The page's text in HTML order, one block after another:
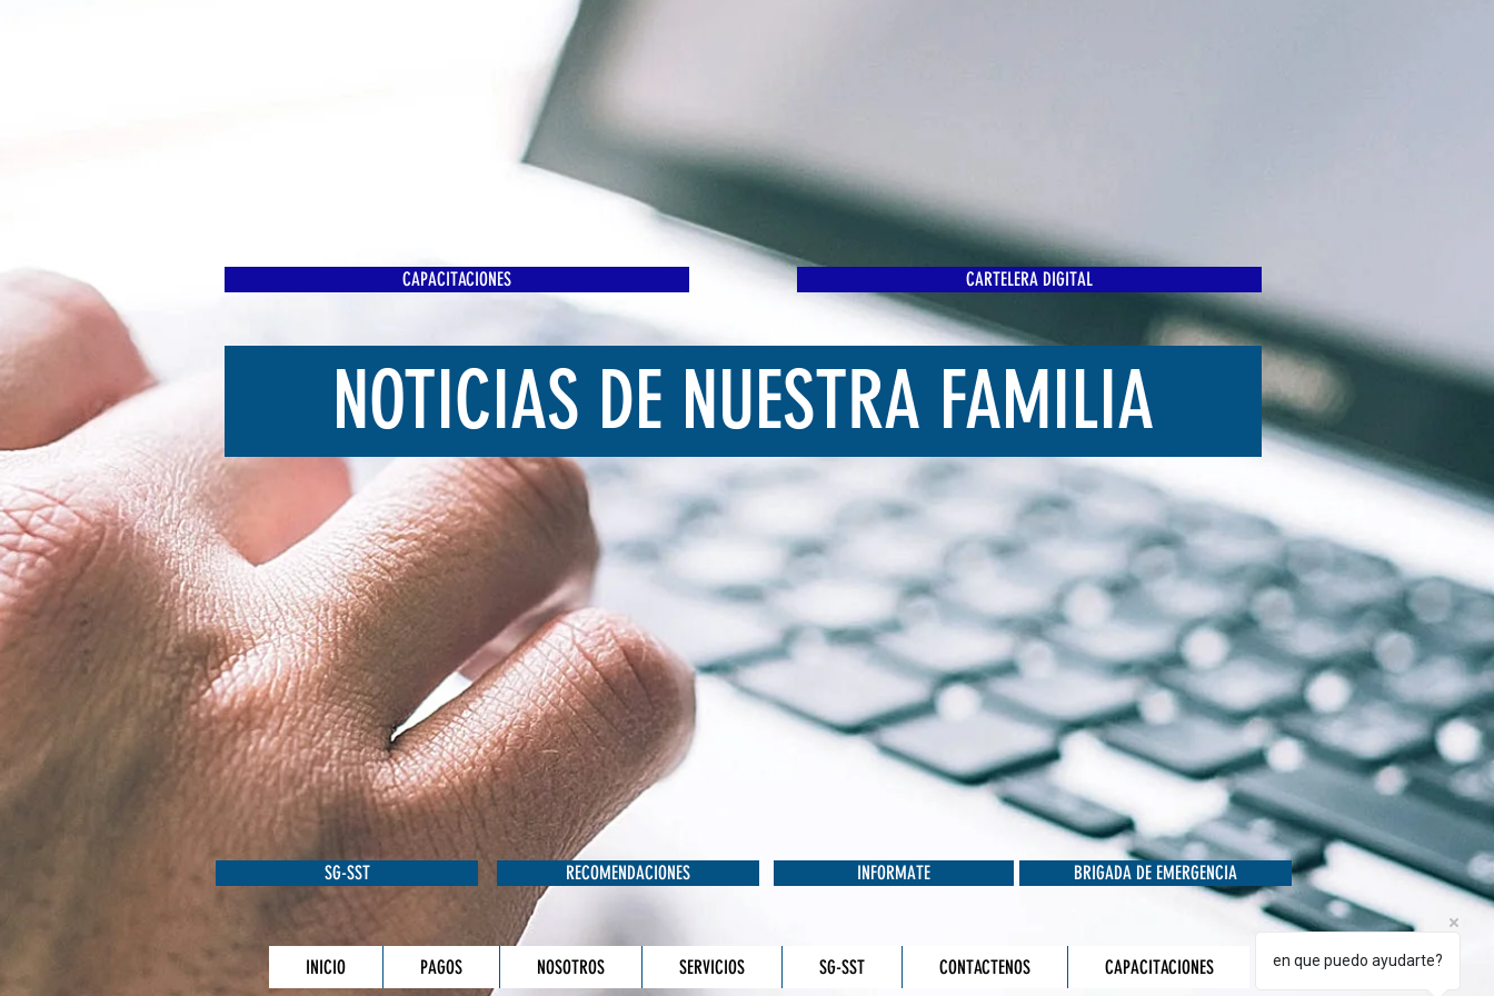
CAPACITACIONES CARTELERA DIGITAL
NOTICIAS DE NUESTRA FAMILIA
SG-SST RECOMENDACIONES INFORMATE BRIGADA DE EMERGENCIA
INICIO PAGOS NOSOTROS SERVICIOS SG-SST CONTACTENOS CAPACITACIONES en que puedo ayudarte?